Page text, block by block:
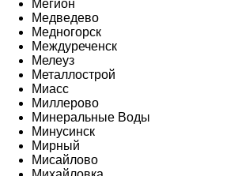
Мегион
Медведево
Медногорск
Междуреченск
Мелеуз
Металлострой
Миасс
Миллерово
Минеральные Воды
Минусинск
Мирный
Мисайлово